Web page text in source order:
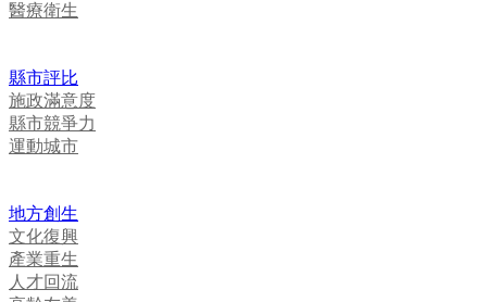
醫療衛生
縣市評比
施政滿意度
縣市競爭力
運動城市
地方創生
文化復興
產業重生
人才回流